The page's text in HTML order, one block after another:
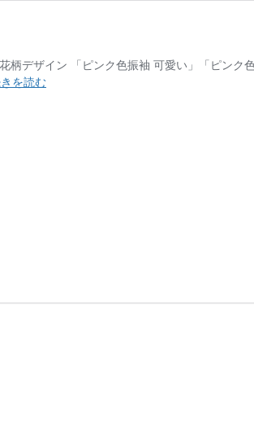
柄デザイン 「ピンク色振袖 可愛い」「ピンク
を読むMAF0706